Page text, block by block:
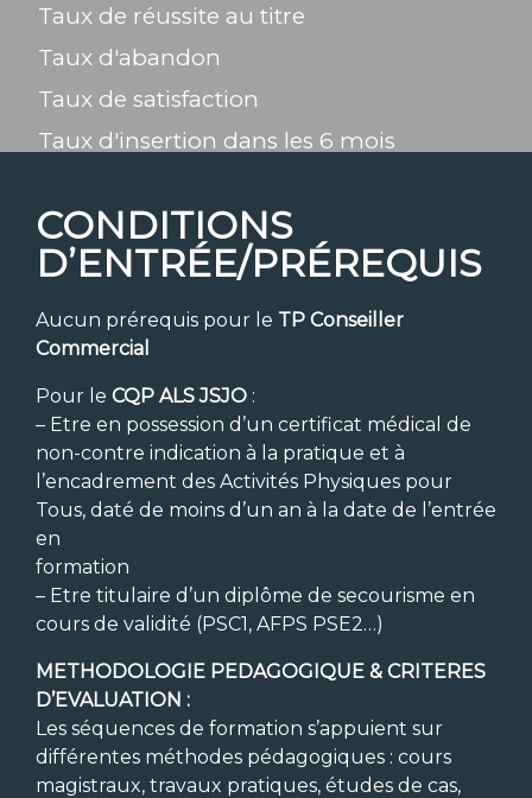
Taux de réussite au titre
Taux d'abandon
Taux de satisfaction
Taux d'insertion dans les 6 mois
CONDITIONS
D’ENTRÉE/PRÉREQUIS
Aucun prérequis pour le TP Conseiller
Commercial
Pour le CQP ALS JSJO :
– Etre en possession d’un certificat médical de
non-contre indication à la pratique et à
l’encadrement des Activités Physiques pour
Tous, daté de moins d’un an à la date de l’entrée
en
formation
– Etre titulaire d’un diplôme de secourisme en
cours de validité (PSC1, AFPS PSE2…)
METHODOLOGIE PEDAGOGIQUE & CRITERES
D’EVALUATION :
Les séquences de formation s’appuient sur
différentes méthodes pédagogiques : cours
magistraux, travaux pratiques, études de cas,